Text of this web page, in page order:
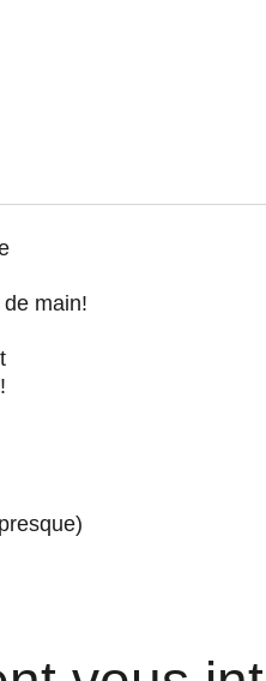
main!